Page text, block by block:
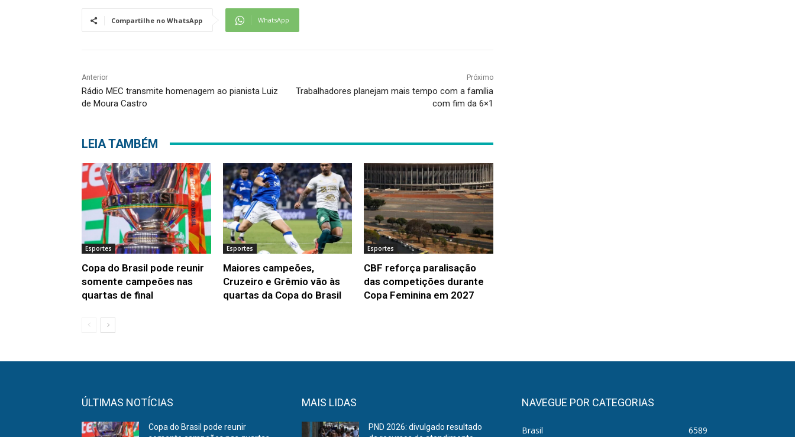
Compartilhe no WhatsApp WhatsApp
Anterior
Rádio MEC transmite homenagem ao pianista Luiz
de Moura Castro
Próximo
Trabalhadores planejam mais tempo com a família
com fim da 6×1
LEIA TAMBÉM
Esportes
Copa do Brasil pode reunir
somente campeões nas
quartas de final
Esportes
Maiores campeões,
Cruzeiro e Grêmio vão às
quartas da Copa do Brasil
Esportes
CBF reforça paralisação
das competições durante
Copa Feminina em 2027
ÚLTIMAS NOTÍCIAS
Copa do Brasil pode reunir
MAIS LIDAS
PND 2026: divulgado resultado
NAVEGUE POR CATEGORIAS
Brasil 6589